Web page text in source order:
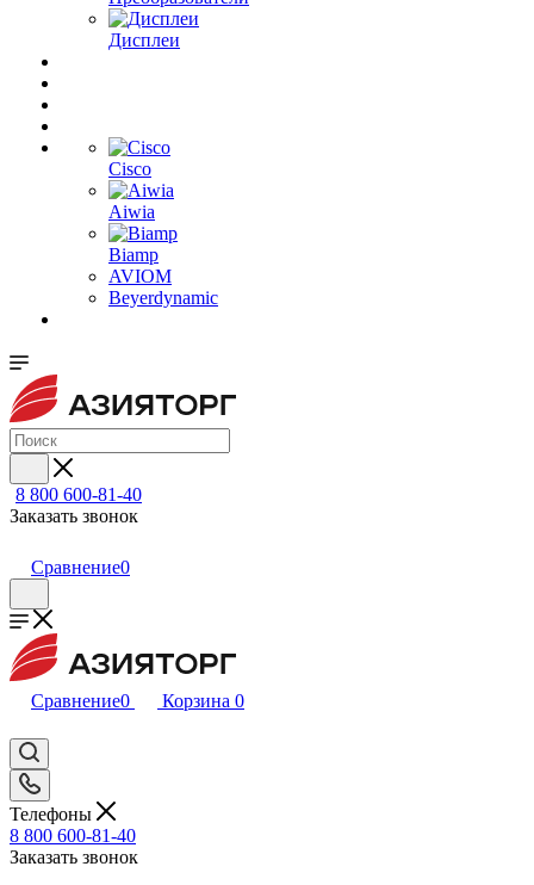
Дисплеи
Cisco
Aiwia
Biamp
AVIOM
Beyerdynamic
8 800 600-81-40
Заказать звонок
Сравнение0
Сравнение0 Корзина 0
Телефоны
8 800 600-81-40
Заказать звонок